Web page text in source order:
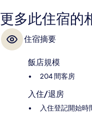
更多此住宿的
住宿摘要
飯店規模
204 間客房
入住/退房
入住登記開始